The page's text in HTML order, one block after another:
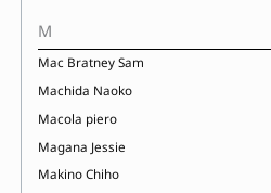
M
Mac Bratney Sam
Machida Naoko
Macola piero
Magana Jessie
Makino Chiho